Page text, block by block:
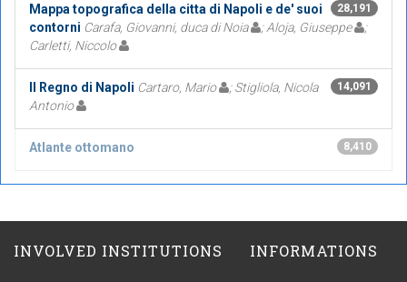
28,191
Mappa topografica della citta di Napoli e de' suoi
contorni Carafa, Giovanni, duca di Noia ; Aloja, Giuseppe
;
Carletti, Niccolo
14,091
Il Regno di Napoli Cartaro, Mario
; Stigliola, Nicola
Antonio
8,410
Atlante ottomano
INVOLVED INSTITUTIONS INFORMATIONS